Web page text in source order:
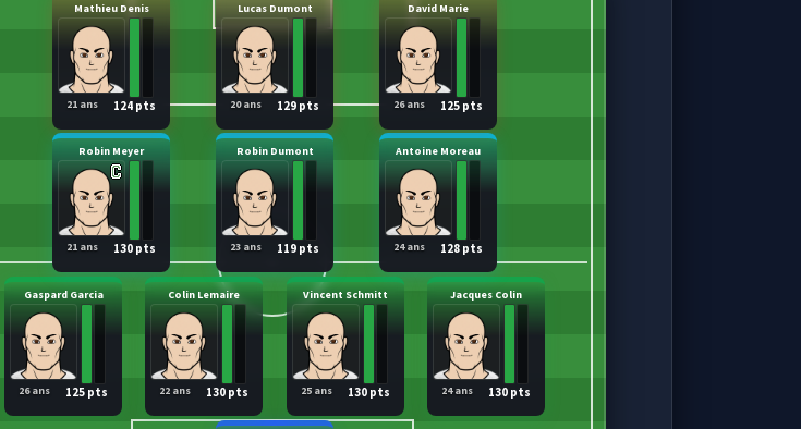
Gaspard Garcia
125 pts
26 ans
Colin Lemaire
130 pts
22 ans
Vincent Schmitt
130 pts
25 ans
Jacques Colin
130 pts
24 ans
Robin Meyer
130 pts
21 ans
Robin Dumont
119 pts
23 ans
Antoine Moreau
128 pts
24 ans
Mathieu Denis
124 pts
21 ans
Lucas Dumont
129 pts
20 ans
David Marie
125 pts
26 ans